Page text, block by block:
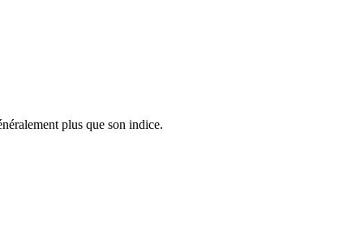
plus que son indice.